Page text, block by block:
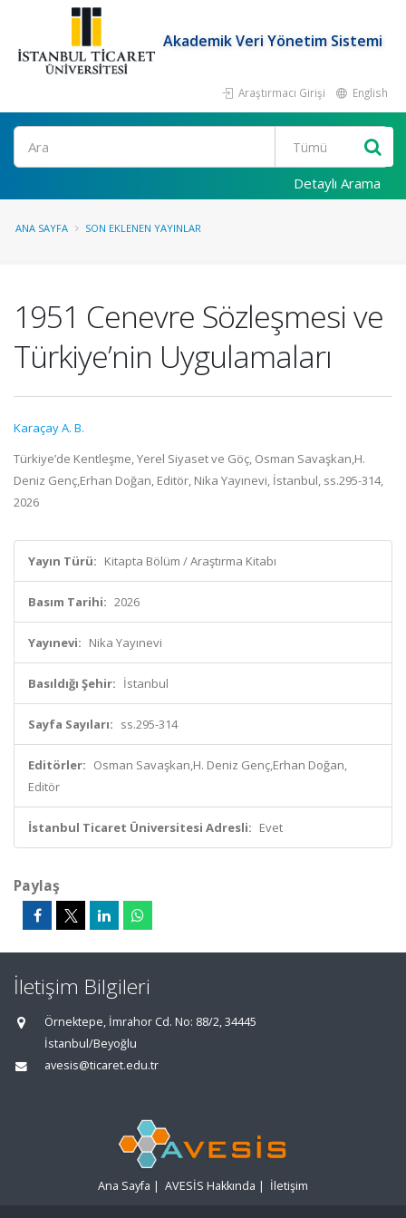
Akademik Veri Yönetim Sistemi
Araştırmacı Girişi English
Ara
Detaylı Arama
ANA SAYFA SON EKLENEN YAYINLAR
1951 Cenevre Sözleşmesi ve
Türkiye’nin Uygulamaları
Karaçay A. B.
Türkiye’de Kentleşme, Yerel Siyaset ve Göç, Osman Savaşkan,H.
Deniz Genç,Erhan Doğan, Editör, Nika Yayınevi, İstanbul, ss.295-314,
2026
Yayın Türü: Kitapta Bölüm / Araştırma Kitabı
Basım Tarihi: 2026
Yayınevi: Nika Yayınevi
Basıldığı Şehir: İstanbul
Sayfa Sayıları: ss.295-314
Editörler: Osman Savaşkan,H. Deniz Genç,Erhan Doğan,
Editör
İstanbul Ticaret Üniversitesi Adresli: Evet
Paylaş
İletişim Bilgileri
Örnektepe, İmrahor Cd. No: 88/2, 34445
İstanbul/Beyoğlu
avesis@ticaret.edu.tr
Ana Sayfa | AVESİS Hakkında | İletişim